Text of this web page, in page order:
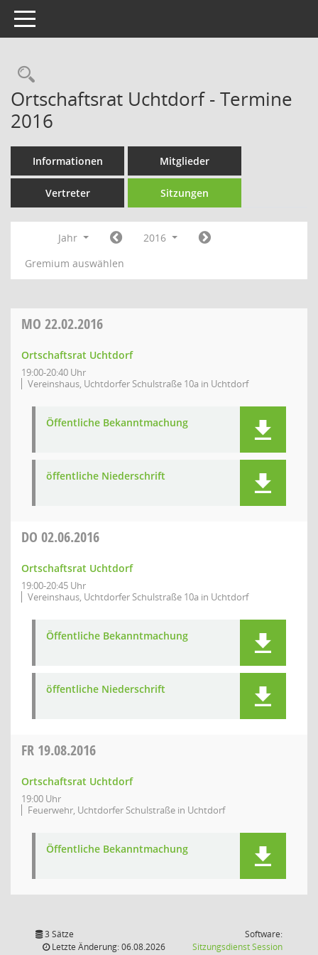
Toggle navigation
Rechercheauswahl
Ortschaftsrat Uchtdorf - Termine
2016
Informationen Mitglieder
Vertreter Sitzungen
Jahr
2016
Gremium auswählen
MO 22.02.2016
Ortschaftsrat Uchtdorf
19:00-20:40 Uhr
Vereinshaus, Uchtdorfer Schulstraße 10a in Uchtdorf
Öffentliche Bekanntmachung
öffentliche Niederschrift
DO 02.06.2016
Ortschaftsrat Uchtdorf
19:00-20:45 Uhr
Vereinshaus, Uchtdorfer Schulstraße 10a in Uchtdorf
Öffentliche Bekanntmachung
öffentliche Niederschrift
FR 19.08.2016
Ortschaftsrat Uchtdorf
19:00 Uhr
Feuerwehr, Uchtdorfer Schulstraße in Uchtdorf
Öffentliche Bekanntmachung
3 Sätze
Letzte Änderung: 06.08.2026
Software:
SitzungsdienstSession(Wird in